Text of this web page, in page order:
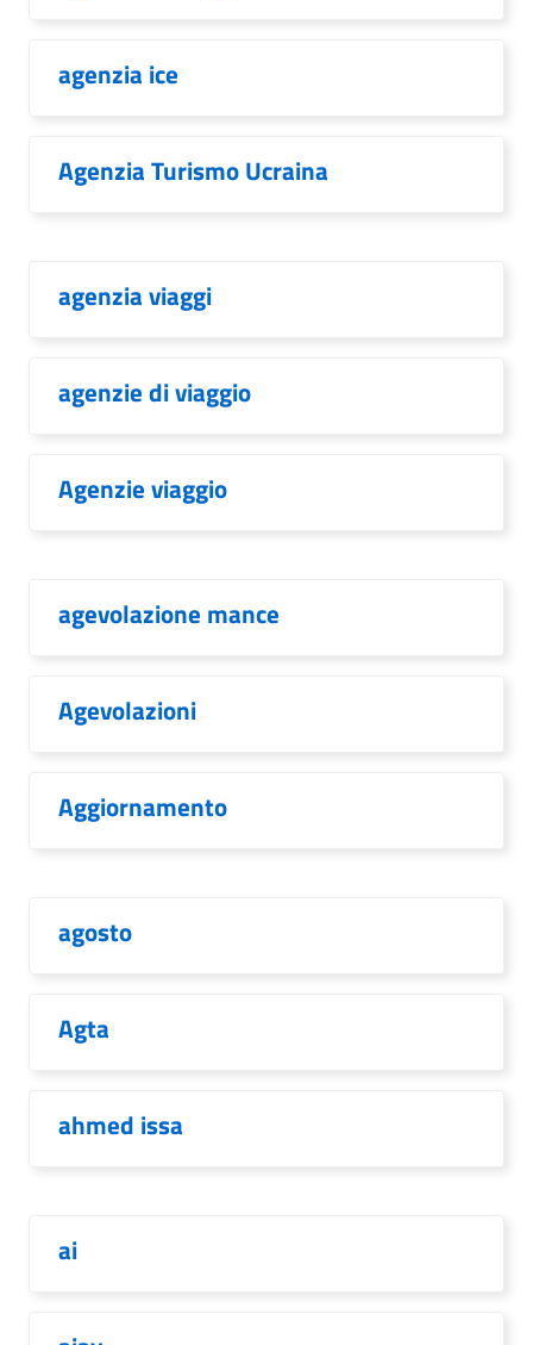
agenzia ice
Agenzia Turismo Ucraina
agenzia viaggi
agenzie di viaggio
Agenzie viaggio
agevolazione mance
Agevolazioni
Aggiornamento
agosto
Agta
ahmed issa
ai